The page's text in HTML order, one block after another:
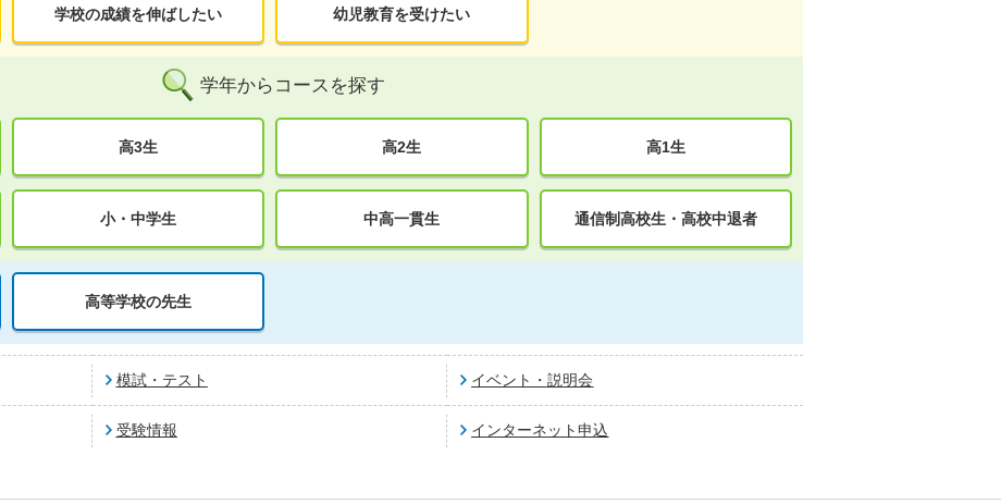
学校の成績を伸ばしたい 幼児教育を受けたい
学年からコースを探す
高3生 高2生 高1生
小・中学生 中高一貫生 通信制高校生・高校中退者
高等学校の先生
模試・テスト イベント・説明会
受験情報 インターネット申込